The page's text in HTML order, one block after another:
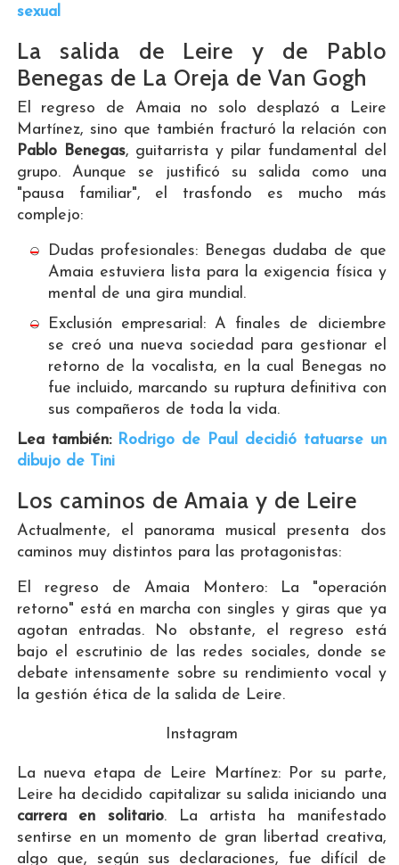
sexual
La salida de Leire y de Pablo
Benegas de La Oreja de Van Gogh
El regreso de Amaia no solo desplazó a Leire
Martínez, sino que también fracturó la relación con
Pablo Benegas, guitarrista y pilar fundamental del
grupo. Aunque se justificó su salida como una
"pausa familiar", el trasfondo es mucho más
complejo:
Dudas profesionales: Benegas dudaba de que
Amaia estuviera lista para la exigencia física y
mental de una gira mundial.
Exclusión empresarial: A finales de diciembre
se creó una nueva sociedad para gestionar el
retorno de la vocalista, en la cual Benegas no
fue incluido, marcando su ruptura definitiva con
sus compañeros de toda la vida.
Lea también: Rodrigo de Paul decidió tatuarse un
dibujo de Tini
Los caminos de Amaia y de Leire
Actualmente, el panorama musical presenta dos
caminos muy distintos para las protagonistas:
El regreso de Amaia Montero: La "operación
retorno" está en marcha con singles y giras que ya
agotan entradas. No obstante, el regreso está
bajo el escrutinio de las redes sociales, donde se
debate intensamente sobre su rendimiento vocal y
la gestión ética de la salida de Leire.
Instagram
La nueva etapa de Leire Martínez: Por su parte,
Leire ha decidido capitalizar su salida iniciando una
carrera en solitario. La artista ha manifestado
sentirse en un momento de gran libertad creativa,
algo que, según sus declaraciones, fue difícil de